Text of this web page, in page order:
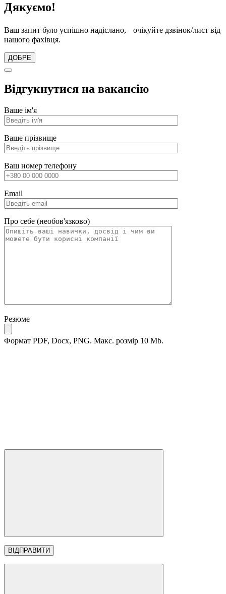
Дякуємо!
Ваш запит було успішно надіслано, очікуйте дзвінок/лист від
нашого фахівця.
ДОБРЕ
Відгукнутися на вакансію
Ваше ім'я
Ваше прізвище
Ваш номер телефону
Email
Про себе (необов'язково)
Резюме
Формат PDF, Docx, PNG. Макс. розмір 10 Mb.